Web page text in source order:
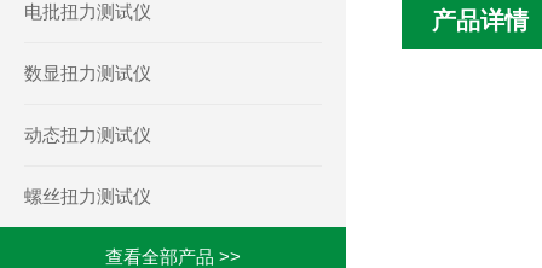
电批扭力测试仪
数显扭力测试仪
动态扭力测试仪
螺丝扭力测试仪
查看全部产品 >>
产品详情